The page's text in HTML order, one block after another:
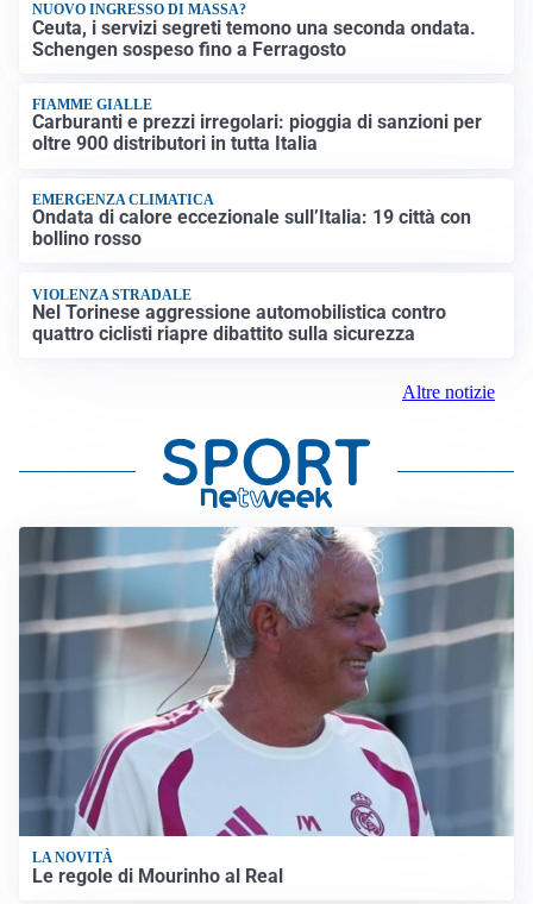
NUOVO INGRESSO DI MASSA?
Ceuta, i servizi segreti temono una seconda ondata.
Schengen sospeso fino a Ferragosto
FIAMME GIALLE
Carburanti e prezzi irregolari: pioggia di sanzioni per
oltre 900 distributori in tutta Italia
EMERGENZA CLIMATICA
Ondata di calore eccezionale sull’Italia: 19 città con
bollino rosso
VIOLENZA STRADALE
Nel Torinese aggressione automobilistica contro
quattro ciclisti riapre dibattito sulla sicurezza
Altre notizie
LA NOVITÀ
Le regole di Mourinho al Real